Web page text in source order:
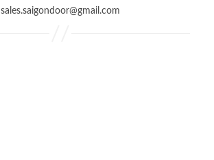
sales.saigondoor@gmail.com